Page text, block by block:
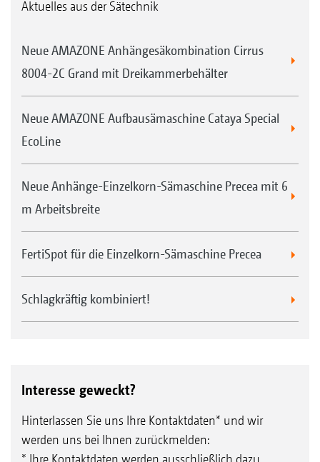
Aktuelles aus der Sätechnik
Neue AMAZONE Anhängesäkombination Cirrus
8004-2C Grand mit Dreikammerbehälter
Neue AMAZONE Aufbausämaschine Cataya Special
EcoLine
Neue Anhänge-Einzelkorn-Sämaschine Precea mit 6
m Arbeitsbreite
FertiSpot für die Einzelkorn-Sämaschine Precea
Schlagkräftig kombiniert!
Interesse geweckt?
Hinterlassen Sie uns Ihre Kontaktdaten* und wir
werden uns bei Ihnen zurückmelden:
* Ihre Kontaktdaten werden ausschließlich dazu